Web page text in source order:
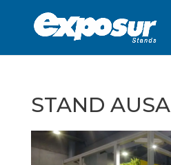
STAND AUSA